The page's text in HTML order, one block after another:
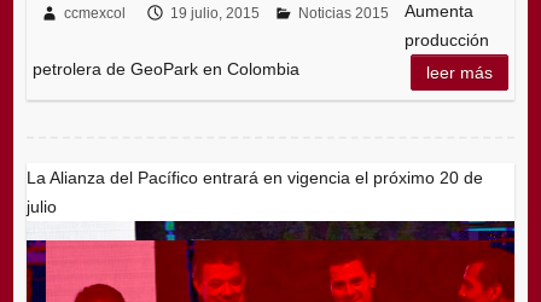
ccmexcol 19 julio, 2015 Noticias 2015
Aumenta
producción
petrolera de GeoPark en Colombia
leer más
La Alianza del Pacífico entrará en vigencia el próximo 20 de
julio